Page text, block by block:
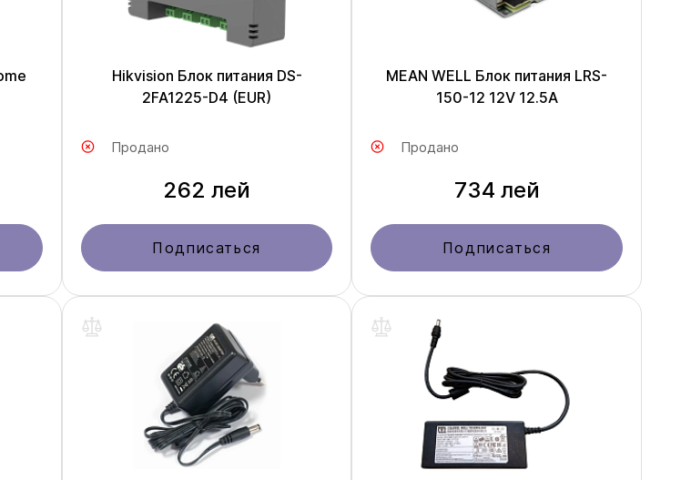
Hikvision Блок питания DS-
2FA1225-D4 (EUR)
Продано
262 лей
Подписаться
MEAN WELL Блок питания LRS-
150-12 12V 12.5A
Продано
734 лей
Подписаться